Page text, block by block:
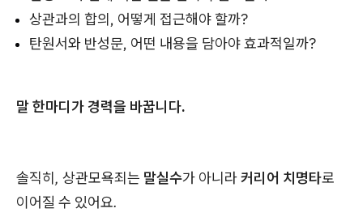
상관과의 합의, 어떻게 접근해야 할까?
탄원서와 반성문, 어떤 내용을 담아야 효과적일까?
말 한마디가 경력을 바꿉니다.
솔직히, 상관모욕죄는 말실수가 아니라커리어 치명타로
이어질 수 있어요.